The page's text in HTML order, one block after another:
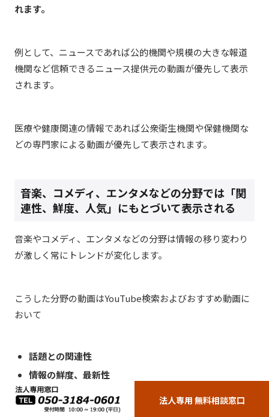
れます。
例として、ニュースであれば公的機関や規模の大きな報道
機関など信頼できるニュース提供元の動画が優先して表示
されます。
医療や健康関連の情報であれば公衆衛生機関や保健機関な
どの専門家による動画が優先して表示されます。
音楽、コメディ、エンタメなどの分野では「関
連性、鮮度、人気」にもとづいて表示される
音楽やコメディ、エンタメなどの分野は情報の移り変わり
が激しく常にトレンドが変化します。
こうした分野の動画はYouTube検索およびおすすめ動画に
おいて
話題との関連性
情報の鮮度、最新性
高い人気性
法人専用 無料相談窓口